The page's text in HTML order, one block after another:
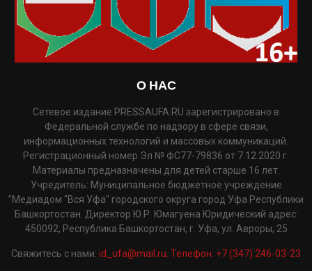
О НАС
Сетевое издание PRESSAUFA.RU зарегистрировано в
Федеральной службе по надзору в сфере связи,
информационных технологий и массовых коммуникаций.
Регистрационный номер Эл № ФС77-79836 от 7.12.2020 г.
Материалы предназначены для детей старше 16 лет.
Учредитель: Муниципальное бюджетное учреждение
"Медиадом "Вся Уфа" городского округа город Уфа Республики
Башкортостан. Директор Ю.Р. Юмагуена Юридический адрес:
450092, Республика Башкортостан, г. Уфа, ул. Авроры, 25
Свяжитесь с нами: id_ufa@mail.ru. Телефон: +7 (347) 246-03-23